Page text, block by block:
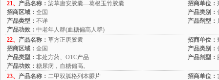
21、 产品名称： 柒草唐安胶囊—葛根玉竹胶囊 招商单位：
招商区域： 全国 产品类别：
产品类型： 不详 产品剂型：
产品功效： 中老年人群(血糖偏高人群)
22、 产品名称： 草方正唐胶囊 招商单位：
招商区域： 全国 产品类别：
产品类型： 非处方药、OTC产品 产品剂型：
产品功效： 糖尿病，血糖偏高。
23、 产品名称： 二甲双胍格列本脲片 招商单位：